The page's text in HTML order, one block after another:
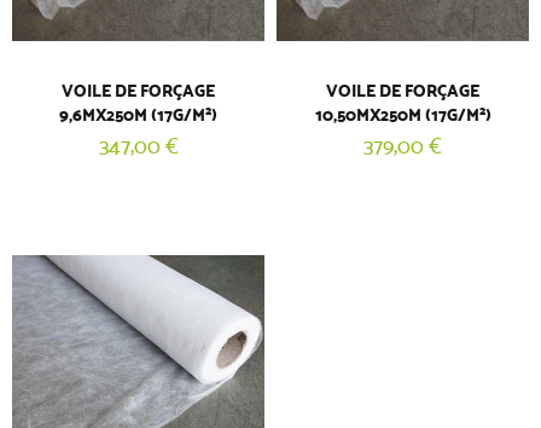
VOILE DE FORÇAGE
9,6MX250M (17G/M²)
347,00 €
VOILE DE FORÇAGE
10,50MX250M (17G/M²)
379,00 €